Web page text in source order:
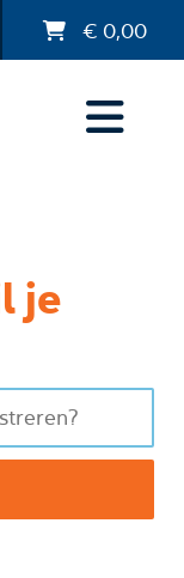
€ 0,00
je